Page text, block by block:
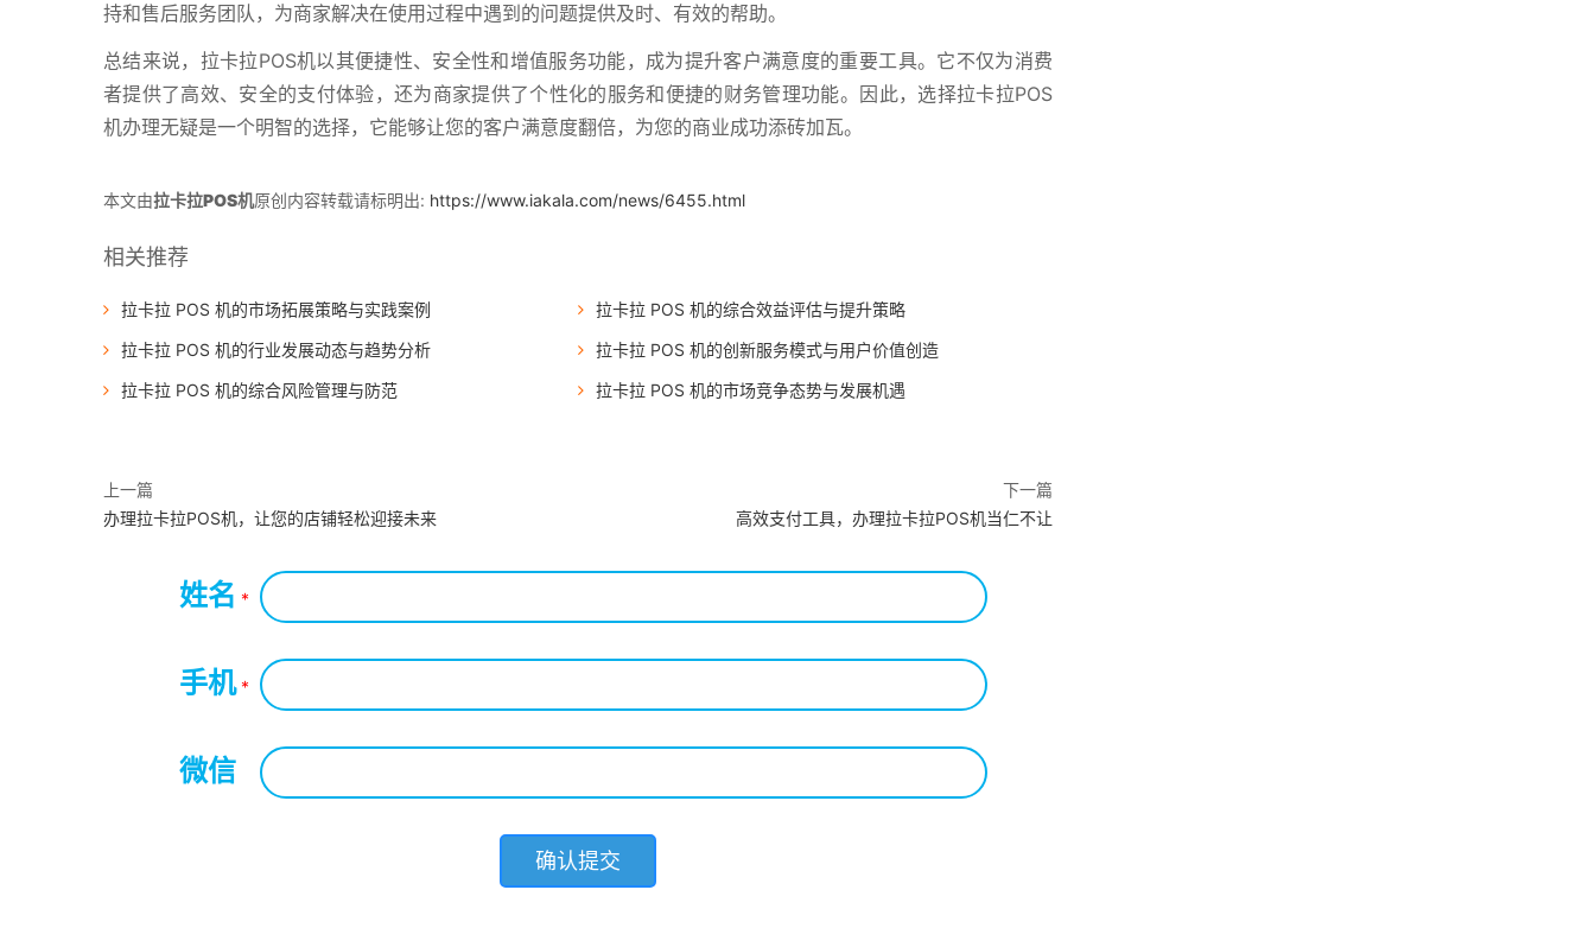
持和售后服务团队，为商家解决在使用过程中遇到的问题提供及时、有效的帮助。
总结来说，拉卡拉POS机以其便捷性、安全性和增值服务功能，成为提升客户满意度的重要工具。它不仅为消费
者提供了高效、安全的支付体验，还为商家提供了个性化的服务和便捷的财务管理功能。因此，选择拉卡拉POS
机办理无疑是一个明智的选择，它能够让您的客户满意度翻倍，为您的商业成功添砖加瓦。
本文由拉卡拉POS机原创内容转载请标明出: https://www.iakala.com/news/6455.html
相关推荐
拉卡拉 POS 机的市场拓展策略与实践案例
拉卡拉 POS 机的综合效益评估与提升策略
拉卡拉 POS 机的行业发展动态与趋势分析
拉卡拉 POS 机的创新服务模式与用户价值创造
拉卡拉 POS 机的综合风险管理与防范
拉卡拉 POS 机的市场竞争态势与发展机遇
上一篇
办理拉卡拉POS机，让您的店铺轻松迎接未来
下一篇
高效支付工具，办理拉卡拉POS机当仁不让
姓名 *
手机*
微信